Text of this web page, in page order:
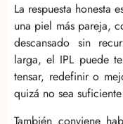
La respuesta honesta
una piel más pareja,
descansado sin
larga, el IPL puede
tensar, redefinir o
quizá no sea
También conviene